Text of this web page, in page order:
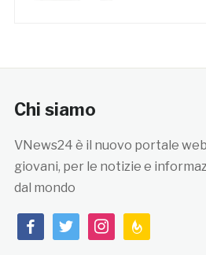
Chi siamo
VNews24 è il nuovo portale
giovani, per le notizie e
dal mondo
facebooktwitterinstagramfeedburner